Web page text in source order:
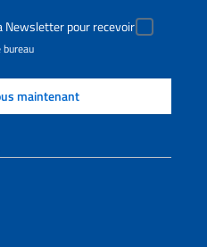
Newsletter pour recevoir